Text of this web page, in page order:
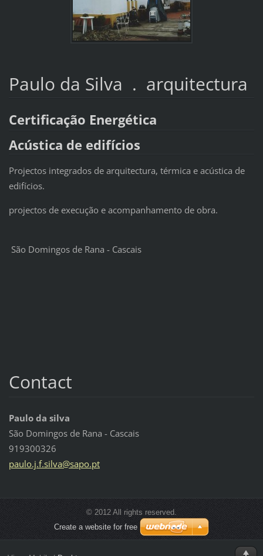
Paulo da Silva . arquitectura
Certificação Energética
Acústica de edifícios
Projectos integrados de arquitectura, térmica e acústica de
edifícios.
projectos de execução e acompanhamento de obra.
São Domingos de Rana - Cascais
Contact
Paulo da silva
São Domingos de Rana - Cascais
919300326
paulo.j.f.silva@sapo.pt
© 2012 All rights reserved.
Create a website for free